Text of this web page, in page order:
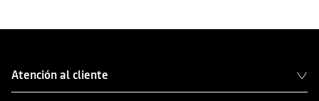
Atención al cliente